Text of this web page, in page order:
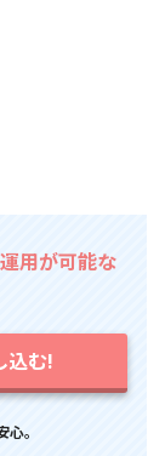
用が可能な
込む!
。